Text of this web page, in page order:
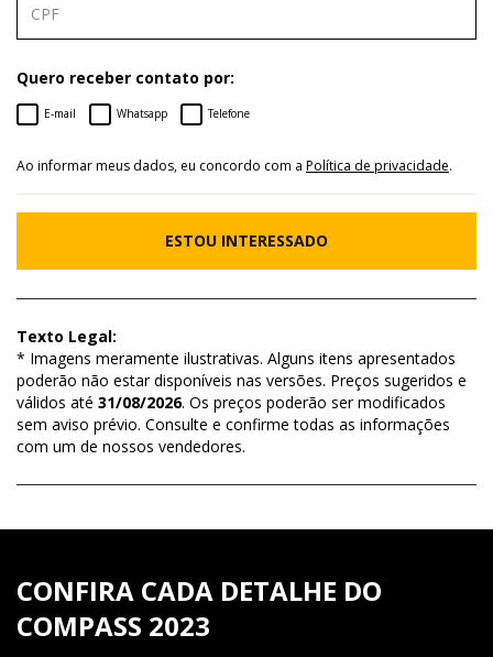
Quero receber contato por:
E-mail Whatsapp Telefone
Ao informar meus dados, eu concordo com a Política de privacidade.
ESTOU INTERESSADO
Texto Legal:
* Imagens meramente ilustrativas. Alguns itens apresentados
poderão não estar disponíveis nas versões. Preços sugeridos e
válidos até 31/08/2026. Os preços poderão ser modificados
sem aviso prévio. Consulte e confirme todas as informações
com um de nossos vendedores.
CONFIRA CADA DETALHE DO
COMPASS 2023